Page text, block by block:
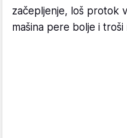
začepljenje, loš protok
mašina pere bolje i troši